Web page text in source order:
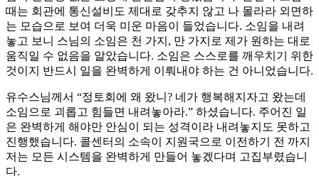
때는 회관에 통신설비도 제대로 갖추지 않고 나 몰라라 외면하
는 모습으로 보여 더욱 미운 마음이 들었습니다. 소임을 내려
놓고 보니 스님의 소임은 천 가지, 만 가지로 제가 원하는 대로
움직일 수 없음을 알았습니다. 소임은 스스로를 깨우치기 위한
것이지 반드시 일을 완벽하게 이뤄내야 하는 건 아니었습니다.
유수스님께서 “정토회에 왜 왔니? 네가 행복해지자고 왔는데
소임으로 괴롭고 힘들면 내려놓아라.” 하셨습니다. 주어진 일
은 완벽하게 해야만 안심이 되는 성격이라 내려놓지도 못하고
진행했습니다. 콜센터의 소속이 지원국으로 이전하기 전 까지
저는 모든 시스템을 완벽하게 만들어 놓겠다며 고집부렸습니
다.